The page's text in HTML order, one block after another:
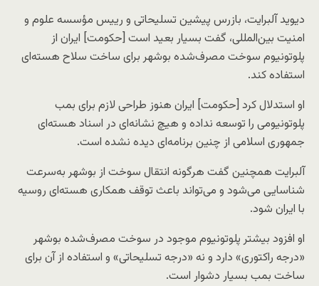
دیوید آلبرایت، بازرس پیشین تسلیحاتی و رییس مؤسسه علوم و
امنیت بین‌المللی، گفت بسیار بعید است [حکومت] ایران از
پلوتونیوم سوخت مصرف‌شده بوشهر برای ساخت سلاح هسته‌ای
استفاده کند.
او استدلال کرد [حکومت] ایران هنوز طراحی لازم برای بمب
پلوتونیومی را توسعه نداده و هیچ نشانه‌ای در اسناد هسته‌ای
جمهوری اسلامی از چنین برنامه‌ای دیده نشده است.
آلبرایت همچنین گفت هرگونه انتقال سوخت از بوشهر به‌سرعت
شناسایی می‌شود و می‌تواند باعث توقف همکاری هسته‌ای روسیه
با ایران شود.
او افزود بیشتر پلوتونیوم موجود در سوخت مصرف‌شده بوشهر
«درجه راکتوری» دارد و نه «درجه تسلیحاتی» و استفاده از آن برای
ساخت بمب بسیار دشوار است.